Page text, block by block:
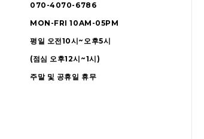
070-4070-6786
MON-FRI 10AM-05PM
평일 오전10시~오후5시
(점심 오후12시~1시)
주말 및 공휴일 휴무